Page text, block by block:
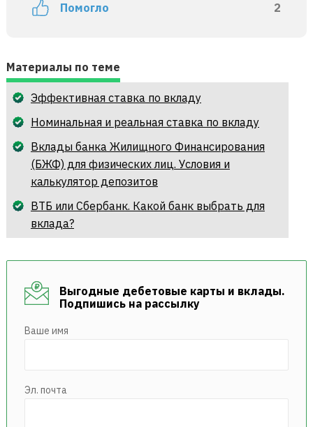
Помогло 2
Материалы по теме
Эффективная ставка по вкладу
Номинальная и реальная ставка по вкладу
Вклады банка Жилищного Финансирования
(БЖФ) для физических лиц. Условия и
калькулятор депозитов
ВТБ или Сбербанк. Какой банк выбрать для
вклада?
Выгодные дебетовые карты и вклады.
Подпишись на рассылку
Ваше имя
Эл. почта